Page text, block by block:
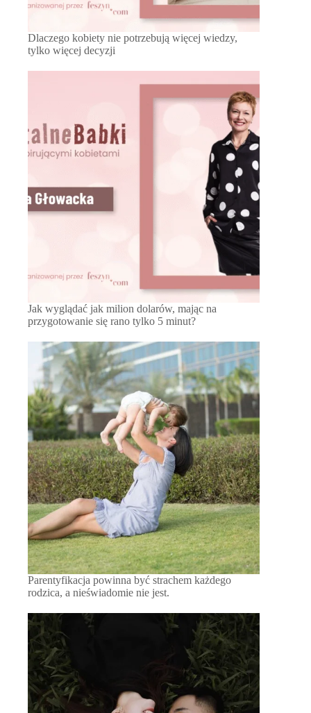
Dlaczego kobiety nie potrzebują więcej wiedzy,
tylko więcej decyzji
Jak wyglądać jak milion dolarów, mając na
przygotowanie się rano tylko 5 minut?
Parentyfikacja powinna być strachem każdego
rodzica, a nieświadomie nie jest.